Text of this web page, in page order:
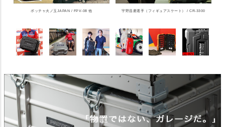
ボッチャ火ノ玉JAPAN / FPV-08 他 宇野昌磨選手（フィギュアスケート） / CR-3300